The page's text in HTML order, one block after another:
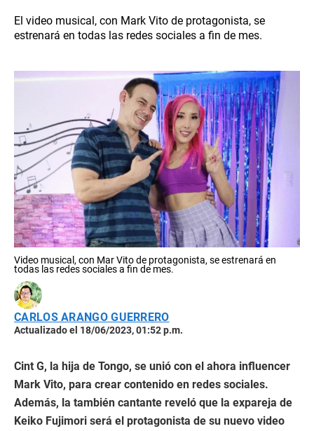
El video musical, con Mark Vito de protagonista, se
estrenará en todas las redes sociales a fin de mes.
Video musical, con Mar Vito de protagonista, se estrenará en
todas las redes sociales a fin de mes.
CARLOS ARANGO GUERRERO
Actualizado el 18/06/2023, 01:52 p.m.
Cint G, la hija de Tongo, se unió con el ahora influencer
Mark Vito, para crear contenido en redes sociales.
Además, la también cantante reveló que la expareja de
Keiko Fujimori será el protagonista de su nuevo video